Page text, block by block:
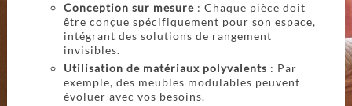
Conception sur mesure: Chaque pièce doit
être conçue spécifiquement pour son espace,
intégrant des solutions de rangement
invisibles.
Utilisation de matériaux polyvalents : Par
exemple, des meubles modulables peuvent
évoluer avec vos besoins.